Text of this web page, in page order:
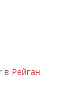
в Рейган